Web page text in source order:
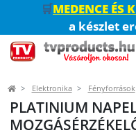
🛒MEDENCE ÉS
a készlet
Elektronika Fényforrások
PLATINIUM